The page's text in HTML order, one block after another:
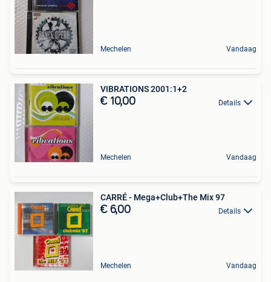
Mechelen Vandaag
VIBRATIONS 2001:1+2
€ 10,00 Details
Mechelen Vandaag
CARRÉ - Mega+Club+The Mix 97
€ 6,00 Details
Mechelen Vandaag